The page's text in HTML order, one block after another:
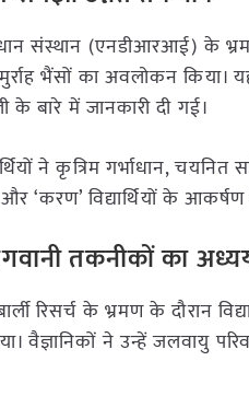
संस्थान (एनडीआरआई) के
भैंसों का अवलोकन किया।
बारे में जानकारी दी गई।
ने कृत्रिम गर्भाधान,
‘करण’ विद्यार्थियों के
तकनीकों का
रिसर्च के भ्रमण के दौरान
वैज्ञानिकों ने उन्हें जलवायु